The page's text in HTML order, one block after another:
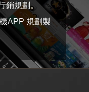
銷規劃。
APP 規劃製